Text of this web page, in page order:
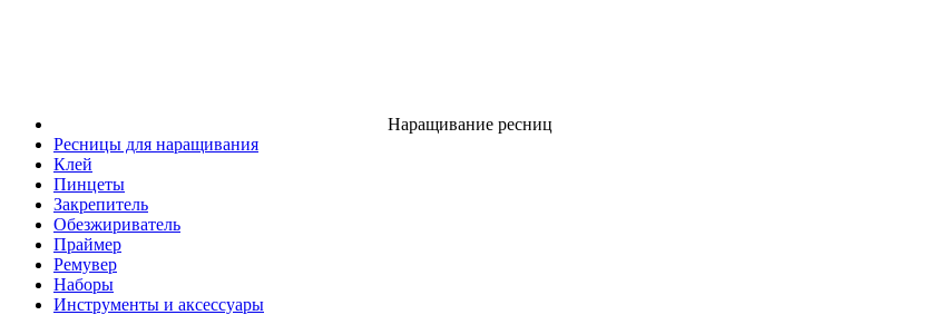
Наращивание ресниц
Ресницы для наращивания
Клей
Пинцеты
Закрепитель
Обезжириватель
Праймер
Ремувер
Наборы
Инструменты и аксессуары